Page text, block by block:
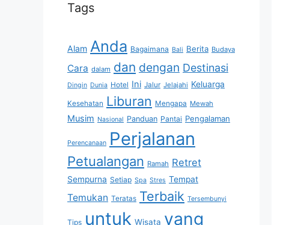
Tags
Alam Anda Bagaimana Bali Berita Budaya
Cara dalam dan dengan Destinasi
Dingin Dunia Hotel Ini Jalur Jelajahi Keluarga
Kesehatan Liburan Mengapa Mewah
Musim Nasional Panduan Pantai Pengalaman
Perencanaan Perjalanan
Petualangan Ramah Retret
Sempurna Setiap Spa Stres Tempat
Temukan Teratas Terbaik Tersembunyi
Tips untuk Wisata yang